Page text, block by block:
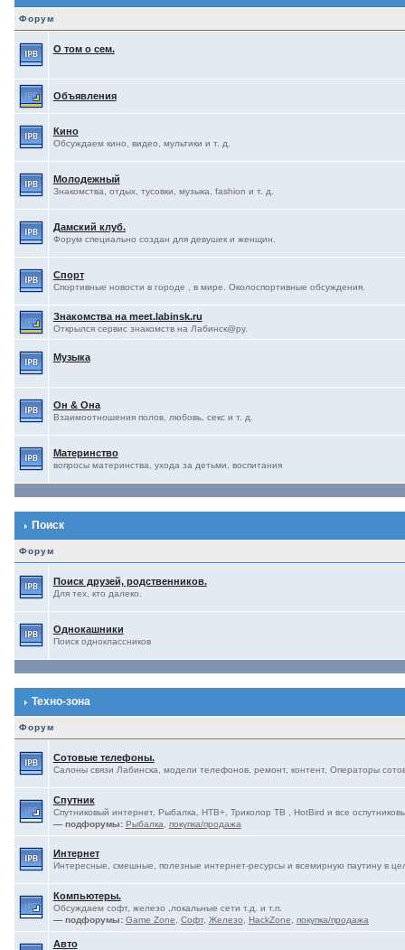
Форум
О том о сем.
Объявления
Кино
Обсуждаем кино, видео, мультики и т. д.
Молодежный
Знакомства, отдых, тусовки, музыка, fashion и т. д.
Дамский клуб.
Форум специально создан для девушек и женщин.
Спорт
Спортивные новости в городе , в мире. Околоспортивные обсуждения.
Знакомства на meet.labinsk.ru
Открылся сервис знакомств на Лабинск@ру.
Музыка
Он & Она
Взаимоотношения полов, любовь, секс и т. д.
Материнство
вопросы материнства, ухода за детьми, воспитания
Поиск
Форум
Поиск друзей, родственников.
Для тех, кто далеко.
Однокашники
Поиск одноклассников
Техно-зона
Форум
Сотовые телефоны.
Салоны связи Лабинска, модели телефонов, ремонт, контент, Операторы
Спутник
Спутниковый интернет, Рыбалка, НТВ+, Триколор ТВ , HotBird и все
— подфорумы: Рыбалка покупка/продажа
Интернет
Интересные, смешные, полезные интернет-ресурсы и всемирную паутину в
Компьютеры.
Обсуждаем софт, железо ,локальные сети т.д. и т.п.
— подфорумы: Game Zone Софт, Железо HackZone покупка/продажа
Авто